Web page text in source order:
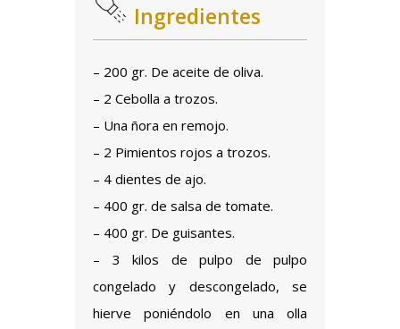
Ingredientes
– 200 gr. De aceite de oliva.
– 2 Cebolla a trozos.
– Una ñora en remojo.
– 2 Pimientos rojos a trozos.
– 4 dientes de ajo.
– 400 gr. de salsa de tomate.
– 400 gr. De guisantes.
– 3 kilos de pulpo de pulpo
congelado y descongelado, se
hierve poniéndolo en una olla